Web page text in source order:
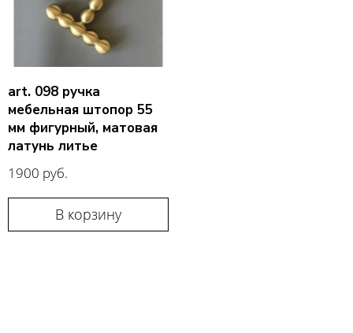
art. 098 ручка
мебельная штопор 55
мм фигурный, матовая
латунь литье
1900 руб.
В корзину